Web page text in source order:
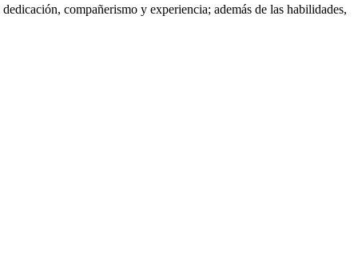
compañerismo y experiencia; además de las habilidades,